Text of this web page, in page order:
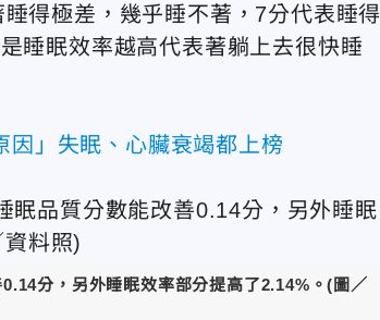
得極差，幾乎睡不著，7分代表睡得
睡眠效率越高代表著躺上去很快睡
因」失眠、心臟衰竭都上榜
分，另外睡眠效率部分提高了2.14%。(圖／